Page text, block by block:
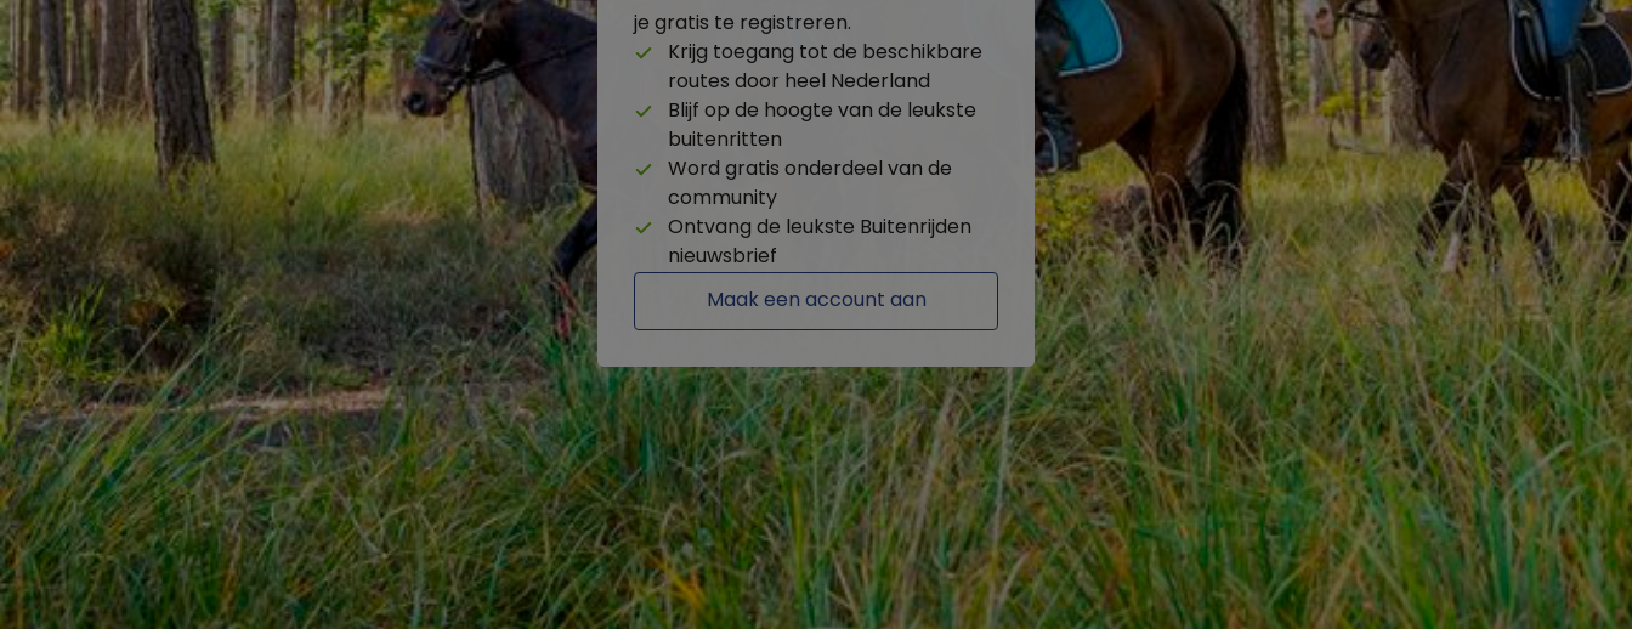
je gratis te registreren.
Krijg toegang tot de beschikbare
routes door heel Nederland
Blijf op de hoogte van de leukste
buitenritten
Word gratis onderdeel van de
community
Ontvang de leukste Buitenrijden
nieuwsbrief
Maak een account aan